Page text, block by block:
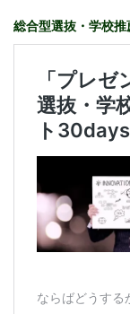
総合型選抜・学校